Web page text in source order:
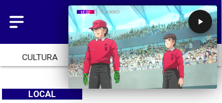
CULTURA TENDENCIAS INICIO
LOCAL